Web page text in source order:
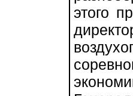
этого